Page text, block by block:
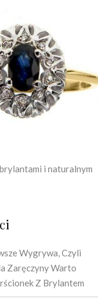
i naturalnym
Wygrywa, Czyli
Zaręczyny Warto
Z Brylantem